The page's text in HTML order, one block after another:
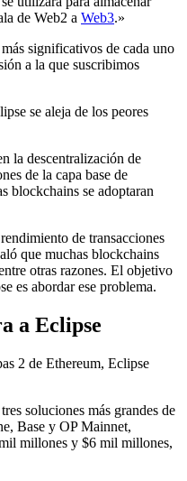
de Web2 a Web3.»
significativos de cada uno
a la que suscribimos
se aleja de los peores
la descentralización de
de la capa base de
blockchains se adoptaran
de transacciones
que muchas blockchains
otras razones. El objetivo
es abordar ese problema.
a Eclipse
2 de Ethereum, Eclipse
soluciones más grandes de
Base y OP Mainnet,
millones y $6 mil millones,